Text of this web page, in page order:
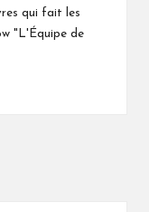
qui fait les
"L'Équipe de